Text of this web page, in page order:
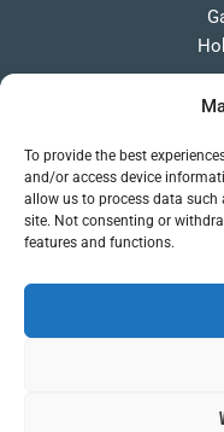
To provide the best
and/or access device
allow us to process data such
site. Not consenting or
features and functions.
Copyright ©